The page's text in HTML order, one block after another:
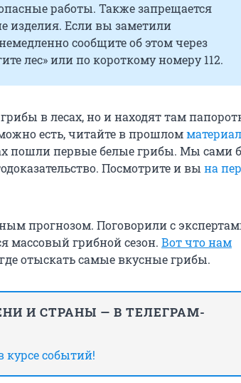
работы. Также запрещается
изделия. Если вы заметили
сообщите об этом через
лес» или по короткому номеру 112.
в лесах, но и находят там
есть, читайте в прошлом
пошли первые белые грибы. Мы сами
Посмотрите и вы на
прогнозом. Поговорили с
массовый грибной сезон. Вот что нам
отыскать самые вкусные грибы.
И СТРАНЫ — В ТЕЛЕГРАМ-
курсе событий!